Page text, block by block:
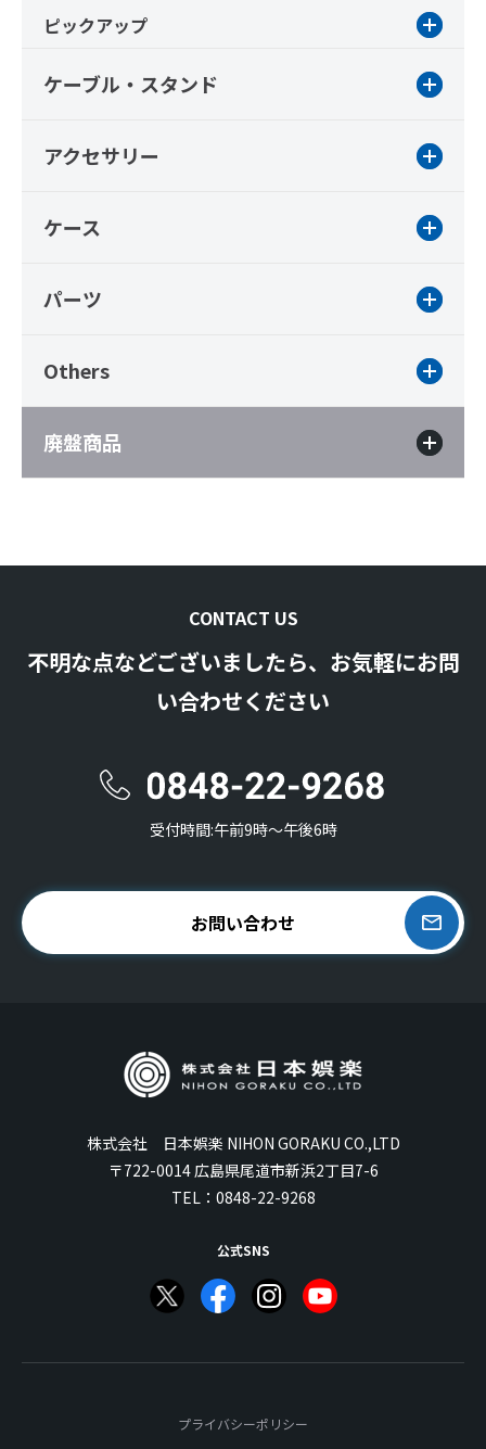
ピックアップ
ケーブル・スタンド
アクセサリー
ケース
パーツ
Others
廃盤商品
CONTACT US
不明な点などございましたら、お気軽にお問
い合わせください
受付時間:午前9時〜午後6時
お問い合わせ
株式会社 日本娯楽 NIHON GORAKU CO.,LTD
〒722-0014 広島県尾道市新浜2丁目7-6
TEL： 0848-22-9268
公式SNS
プライバシーポリシー